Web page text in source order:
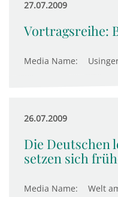
27.07.2009
Vortragsreihe:
Media Name:
26.07.2009
Die Deutschen
setzen sich
Media Name: Welt